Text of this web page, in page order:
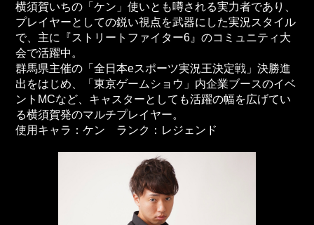
横須賀いちの「ケン」使いとも噂される実力者であり、
プレイヤーとしての鋭い視点を武器にした実況スタイル
で、主に『ストリートファイター6』のコミュニティ大
会で活躍中。
群馬県主催の「全日本eスポーツ実況王決定戦」決勝進
出をはじめ、「東京ゲームショウ」内企業ブースのイベ
ントMCなど、キャスターとしても活躍の幅を広げてい
る横須賀発のマルチプレイヤー。
使用キャラ：ケン ランク：レジェンド